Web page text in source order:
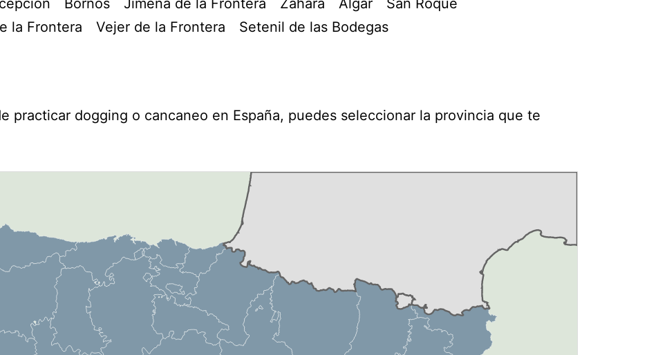
Bornos Jimena de la Frontera Zahara Algar
San Roque
la Frontera Vejer de la Frontera Setenil de las Bodegas
practicar dogging o cancaneo en España, puedes seleccionar la provincia que te